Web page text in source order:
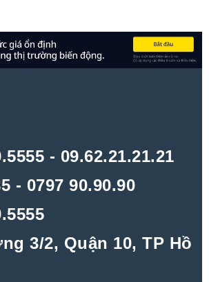
- 09.62.21.21.21
- 0797 90.90.90
3/2, Quận 10, TP Hồ